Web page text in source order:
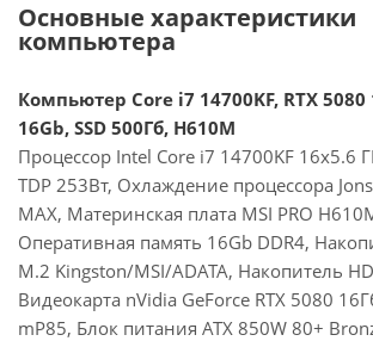
Основные характеристики
компьютера
Компьютер Core i7 14700KF, RTX 5080
16Gb, SSD 500Гб, H610M
Процессор Intel Core i7 14700KF 16x5.6
TDP 253Вт, Охлаждение процессора
MAX, Материнская плата MSI PRO
Оперативная память 16Gb DDR4,
M.2 Kingston/MSI/ADATA, Накопитель
Видеокарта nVidia GeForce RTX 5080
mP85, Блок питания ATX 850W 80+